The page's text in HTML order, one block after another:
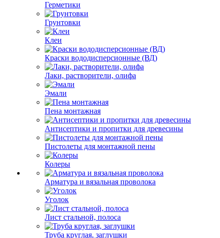
Герметики
Грунтовки
Клеи
Краски вододисперсионные (ВД)
Лаки, растворители, олифа
Эмали
Пена монтажная
Антисептики и пропитки для древесины
Пистолеты для монтажной пены
Колеры
Арматура и вязальная проволока
Уголок
Лист стальной, полоса
Труба круглая, заглушки